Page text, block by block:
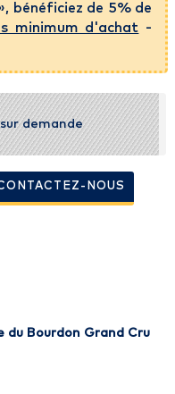
bénéficiez de 5% de
minimum d'achat -
demande
NOUS
du Bourdon Grand Cru